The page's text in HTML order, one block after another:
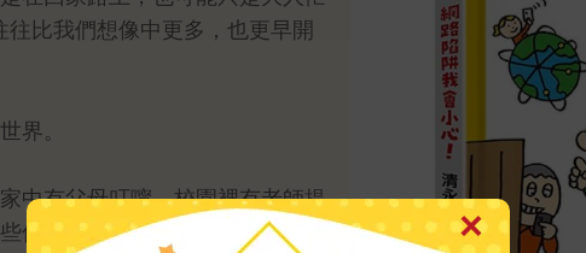
比我們想像中更多，也更早開
界。
中有父母叮嚀，校園裡有老師提
保護機制卻大幅弱化：當陌生人